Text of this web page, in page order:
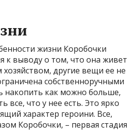
жизни Коробочки
к выводу о том, что она живет
другие вещи ее не
собственноручными
накопить как можно больше,
все, что у нее есть. Это ярко
характер героини. Все,
Коробочки, – первая стадия